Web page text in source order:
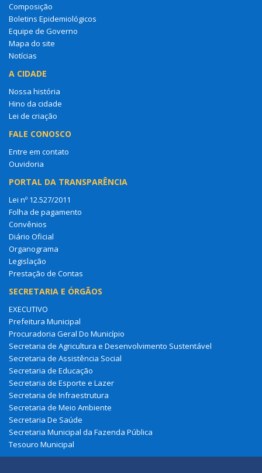
Composição
Boletins Epidemiológicos
Equipe de Governo
Mapa do site
Notícias
A CIDADE
Nossa história
Hino da cidade
Lei de criação
FALE CONOSCO
Entre em contato
Ouvidoria
PORTAL DA TRANSPARÊNCIA
Lei nº 12.527/2011
Folha de pagamento
Convênios
Diário Oficial
Organograma
Legislação
Prestação de Contas
SECRETARIA E ÓRGÃOS
EXECUTIVO
Prefeitura Municipal
Procuradoria Geral Do Município
Secretaria de Agricultura e Desenvolvimento Sustentável
Secretaria de Assistência Social
Secretaria de Educação
Secretaria de Esporte e Lazer
Secretaria de Infraestrutura
Secretaria de Meio Ambiente
Secretaria De Saúde
Secretaria Municipal da Fazenda Pública
Tesouro Municipal